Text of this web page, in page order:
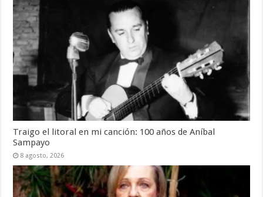
Traigo el litoral en mi canción: 100 años de Aníbal
Sampayo
8 agosto, 2026